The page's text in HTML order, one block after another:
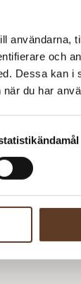
användarna,
och
Dessa kan i
du har
STICKOR:
danskt
färg och
kvaliteter –